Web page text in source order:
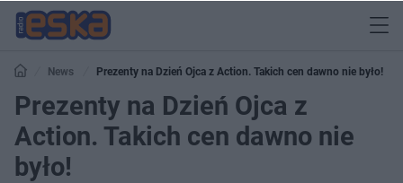
News Prezenty na Dzień Ojca z Action. Takich cen dawno nie było!
Prezenty na Dzień Ojca z
Action. Takich cen dawno nie
było!